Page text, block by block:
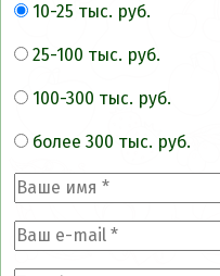
10-25 тыс. руб.
25-100 тыс. руб.
100-300 тыс. руб.
более 300 тыс. руб.